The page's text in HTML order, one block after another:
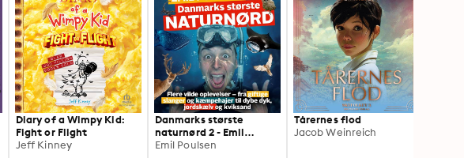
Diary of a Wimpy Kid:
Fight or Flight
Jeff Kinney
Danmarks største
naturnørd 2 - Emil
Poulsen: Flere vilde
Emil Poulsen
Tårernes flod
Jacob Weinreich